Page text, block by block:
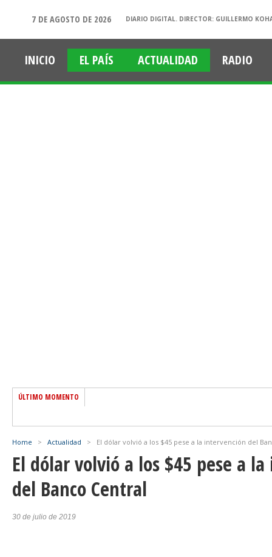
7 DE AGOSTO DE 2026 DIARIO DIGITAL. DIRECTOR: GUILLERMO
INICIO EL PAÍS ACTUALIDAD RADIO
ÚLTIMO MOMENTO
Home > Actualidad > El dólar volvió a los $45 pese a la intervención del
El dólar volvió a los $45 pese a
del Banco Central
30 de julio de 2019